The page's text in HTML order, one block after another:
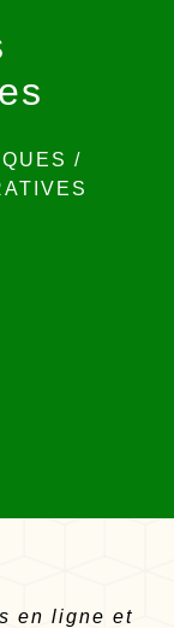
/
en ligne et